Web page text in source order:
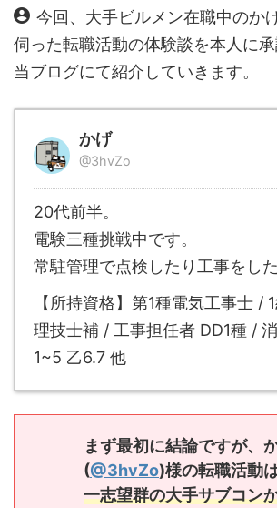
今回、大手ビルメン在職中のか
伺った転職活動の体験談を本人に
当ブログにて紹介していきます。
かげ
@3hvZo
20代前半。
電験三種挑戦中です。
常駐管理で点検したり工事をした
【所持資格】第1種電気工事士 /
理技士補 / 工事担任者 DD1種 /
1~5 乙6.7 他
まず最初に結論ですが、
(@3hvZo)様の転職活動
一志望群の大手サブコン